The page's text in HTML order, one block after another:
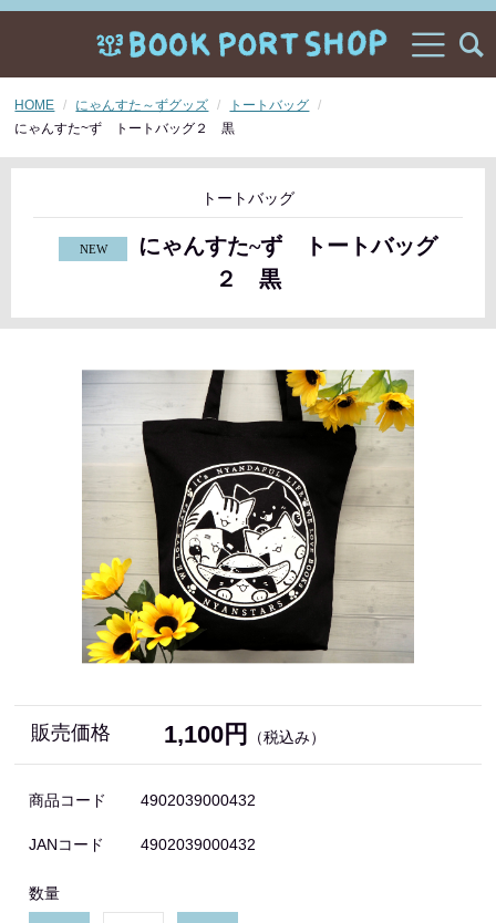
HOME にゃんすた～ずグッズ
トートバッグ
にゃんすた~ず トートバッグ２ 黒
トートバッグ
にゃんすた~ず トートバッグ
２ 黒
販売価格 1,100円 （税込み）
商品コード 4902039000432
JANコード 4902039000432
数量